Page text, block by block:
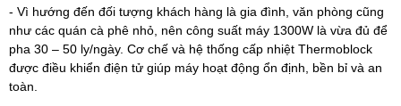
- Vì hướng đến đối tượng khách hàng là gia đình, văn phòng cũng
như các quán cà phê nhỏ, nên công suất máy 1300W là vừa đủ để
pha 30 – 50 ly/ngày. Cơ chế và hệ thống cấp nhiệt Thermoblock
được điều khiển điện tử giúp máy hoạt động ổn định, bền bỉ và an
toàn.